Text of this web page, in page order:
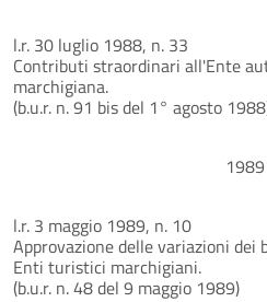
l.r. 30 luglio 1988, n. 33
Contributi straordinari all'Ente
marchigiana.
(b.u.r. n. 91 bis del 1° agosto
1989
l.r. 3 maggio 1989, n. 10
Approvazione delle variazioni dei
Enti turistici marchigiani.
(b.u.r. n. 48 del 9 maggio 1989)